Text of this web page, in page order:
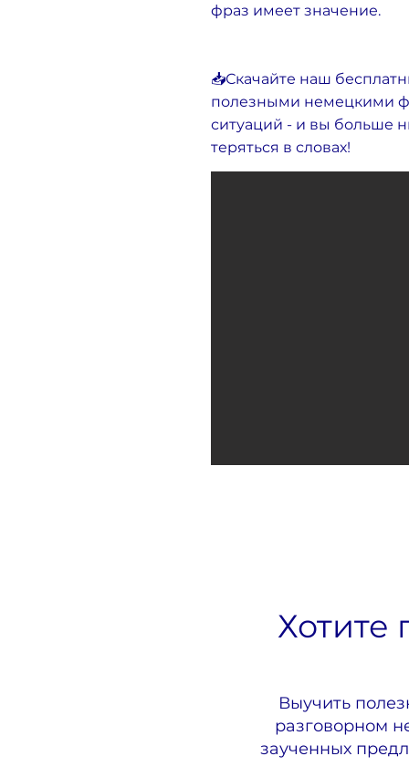
фраз имеет значение.
📥Скачайте наш
полезными немецкими
ситуаций - и вы больше
теряться в словах!
Хотите
Выучить
разговорном
заученных